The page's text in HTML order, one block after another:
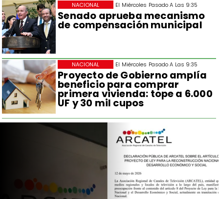
El Miércoles Pasado A Las 9:35
Senado aprueba mecanismo
de compensación municipal
NACIONAL
El Miércoles Pasado A Las 9:35
Proyecto de Gobierno amplía
beneficio para comprar
primera vivienda: tope a 6.000
UF y 30 mil cupos
NACIONAL